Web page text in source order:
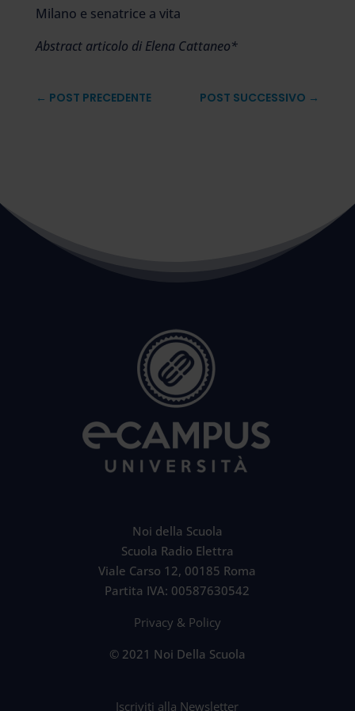
Milano e senatrice a vita
Abstract articolo di Elena Cattaneo*
← POST PRECEDENTE POST SUCCESSIVO →
Noi della Scuola
Scuola Radio Elettra
Viale Carso 12, 00185 Roma
Partita IVA: 00587630542
Privacy & Policy
© 2021 Noi Della Scuola
Iscriviti alla Newsletter